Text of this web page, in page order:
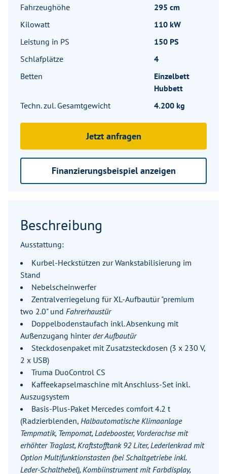
Fahrzeughöhe
295 cm
Kilowatt
110 kW
Leistung in PS
150 PS
Schlafplätze
4
Betten
Einzelbett
Hubbett
Techn. zul. Gesamtgewicht
4.200 kg
Jetzt anfragen
Finanzierungsbeispiel anzeigen
Beschreibung
Ausstattung:
Kurbel-Heckstützen zur Wankstabilisierung im
Stand
Nebelscheinwerfer
Zentralverriegelung für XL-Aufbautür "premium
two 2.0" und Fahrerhaustür
Doppelbodenstaufach inkl. Absenkung mit
Außenzugang hinterder Aufbautür
Steckdosenpaket mit Zusatzsteckdosen (3 x 230 V,
2 x USB)
Truma DuoControl CS
Kaffeekapselmaschine mit Anschluss-Set inkl.
Auszugsystem
Basis-Plus-Paket Mercedes comfort 4.2 t
(Radzierblenden, Halbautomatische Klimaanlage
Tempmatik, Tempomat, Ladebooster, Vorderachse mit
erhöhter Traglast, Kraftstofftank 92 Liter, Lederlenkrad mit
Option Multifunktionstasten (bei Schaltgetriebe inkl.
Leder-Schalthebel), Kombiinstrument mit Farbdisplay,